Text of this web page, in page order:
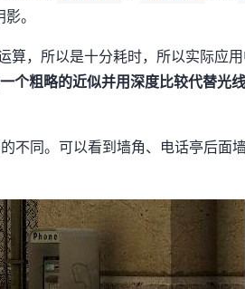
。
算，所以是十分耗时，所以实际应
个粗略的近似并用深度比较代替光
不同。可以看到墙角、电话亭后面